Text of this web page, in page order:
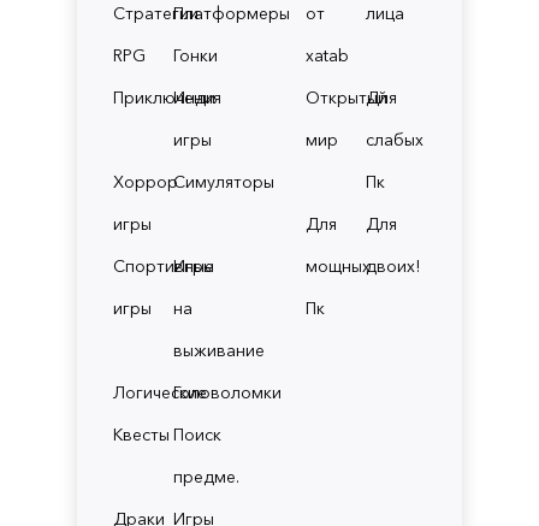
СтратегииПлатформеры
RPG
Гонки
Приключения
Инди
игры
Хоррор
игры
Симуляторы
Спортивные
игры
Игры
на
выживание
ЛогическиеГоловоломки
Квесты Поиск
предме.
Драки Игры
от
xatab
лица
Открытый
мир
Для
слабых
Пк
Для
мощных
Пк
Для
двоих!